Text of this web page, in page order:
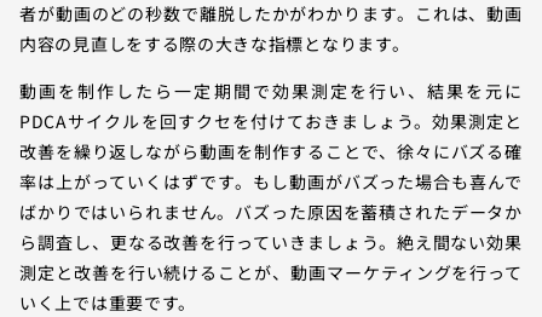
者が動画のどの秒数で離脱したかがわかります。これは、動画
内容の見直しをする際の大きな指標となります。
動画を制作したら一定期間で効果測定を行い、結果を元に
PDCAサイクルを回すクセを付けておきましょう。効果測定と
改善を繰り返しながら動画を制作することで、徐々にバズる確
率は上がっていくはずです。もし動画がバズった場合も喜んで
ばかりではいられません。バズった原因を蓄積されたデータか
ら調査し、更なる改善を行っていきましょう。絶え間ない効果
測定と改善を行い続けることが、動画マーケティングを行って
いく上では重要です。